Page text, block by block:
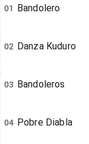
01 Bandolero
02 Danza Kuduro
03 Bandoleros
04 Pobre Diabla